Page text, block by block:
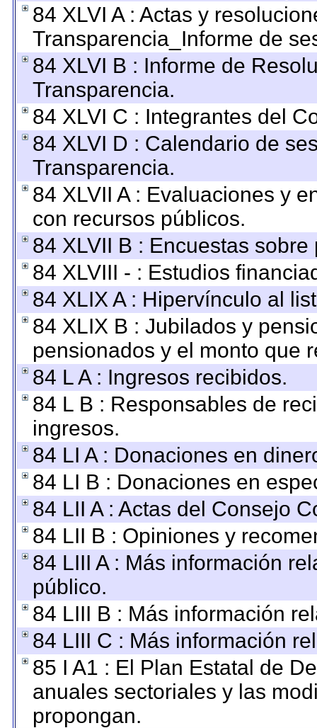
84 XLVI A : Actas y
Transparencia_Informe de
84 XLVI B : Informe de
Transparencia.
84 XLVI C : Integrantes del
84 XLVI D : Calendario de
Transparencia.
84 XLVII A : Evaluaciones y
con recursos públicos.
84 XLVII B : Encuestas sobre
84 XLVIII - : Estudios
84 XLIX A : Hipervínculo al
84 XLIX B : Jubilados y
pensionados y el monto que
84 L A : Ingresos recibidos.
84 L B : Responsables de
ingresos.
84 LI A : Donaciones en
84 LI B : Donaciones en
84 LII A : Actas del Consejo
84 LII B : Opiniones y
84 LIII A : Más información
público.
84 LIII B : Más información
84 LIII C : Más información
85 I A1 : El Plan Estatal de
anuales sectoriales y las
propongan.